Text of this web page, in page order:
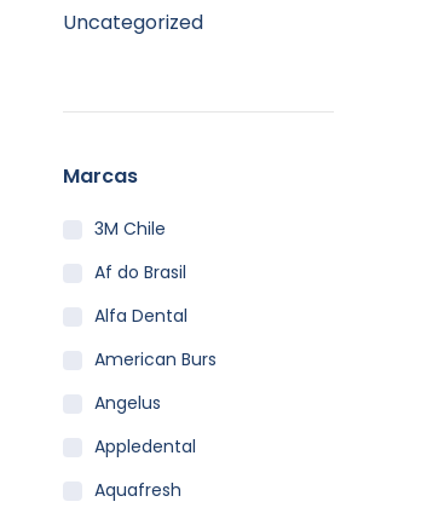
Uncategorized
Marcas
3M Chile
Af do Brasil
Alfa Dental
American Burs
Angelus
Appledental
Aquafresh